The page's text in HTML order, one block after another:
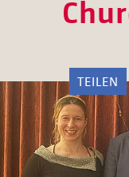
TEILEN